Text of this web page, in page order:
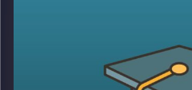
מלחמה רב־זירתית… ובין כל
את התמונה הגדולה.